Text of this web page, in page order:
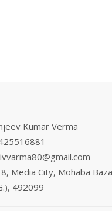
Kumar Verma
Media City, Mohaba
492099